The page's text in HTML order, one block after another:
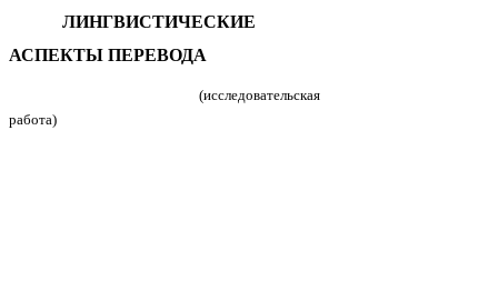
ЛИНГВИСТИЧЕСКИЕ
АСПЕКТЫ ПЕРЕВОДА
(исследовательская
работа)